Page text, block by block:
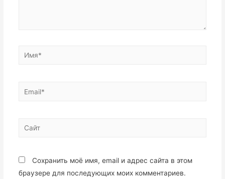
Имя*
Email*
Сайт
Сохранить моё имя, email и адрес сайта в этом
браузере для последующих моих комментариев.